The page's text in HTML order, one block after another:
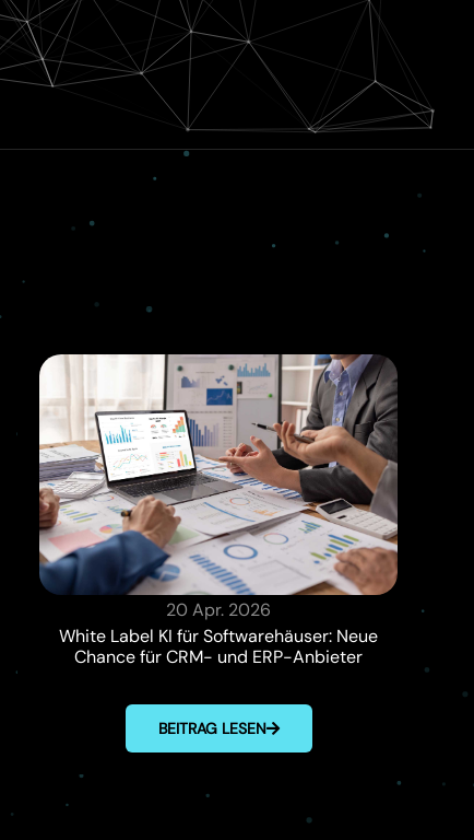
20 Apr. 2026
White Label KI für Softwarehäuser: Neue
Chance für CRM- und ERP-Anbieter
BEITRAG LESEN